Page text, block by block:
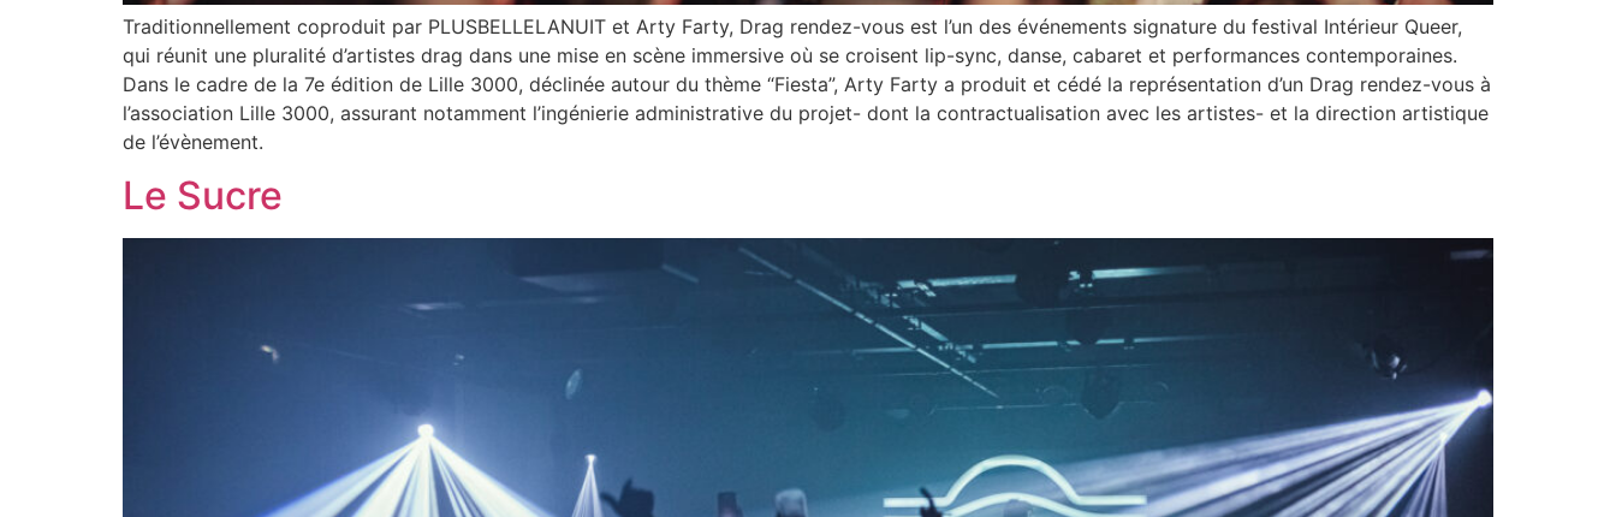
Traditionnellement coproduit par PLUSBELLELANUIT et Arty Farty, Drag rendez-vous est l’un des événements signature du festival Intérieur Queer,
qui réunit une pluralité d’artistes drag dans une mise en scène immersive où se croisent lip-sync, danse, cabaret et performances contemporaines.
Dans le cadre de la 7e édition de Lille 3000, déclinée autour du thème “Fiesta”, Arty Farty a produit et cédé la représentation d’un Drag rendez-vous à
l’association Lille 3000, assurant notamment l’ingénierie administrative du projet- dont la contractualisation avec les artistes- et la direction artistique
de l’évènement.
Le Sucre